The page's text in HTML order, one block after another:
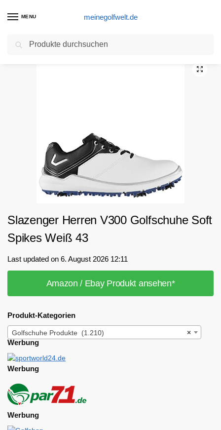
MENU meinegolfwelt.de
Start Golfschuhe Produkte / Slazenger Herren V300 Golfschuhe Soft Spikes Weiß 43
Slazenger Herren V300 Golfschuhe Soft
Spikes Weiß 43
Last updated on 6. August 2026 12:11
Amazon / Ebay Produkt ansehen*
Produkt-Kategorien
×
Golfschuhe Produkte (1.210)
Werbung
Werbung
Werbung